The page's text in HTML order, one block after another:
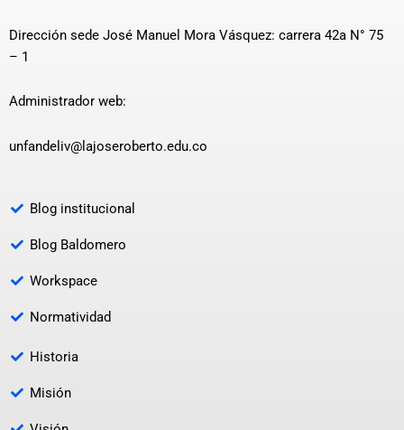
Dirección sede José Manuel Mora Vásquez: carrera 42a N° 75
– 1
Administrador web:
unfandeliv@lajoseroberto.edu.co
Blog institucional
Blog Baldomero
Workspace
Normatividad
Historia
Misión